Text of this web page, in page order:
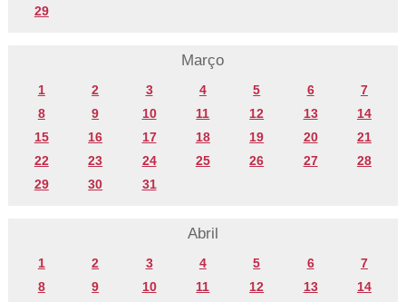
29
Março
1 2 3 4 5 6
7
8
9 10 11 12 13
14
15
16 17 18 19 20
21
22
23 24 25 26 27
28
29
30 31
Abril
1 2 3 4 5 6
7
8
9 10 11 12 13
14